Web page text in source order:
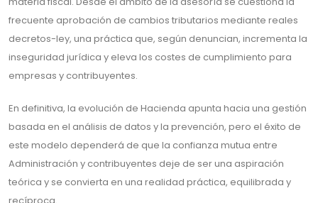
frecuente aprobación de cambios tributarios mediante reales
decretos-ley, una práctica que, según denuncian, incrementa la
inseguridad jurídica y eleva los costes de cumplimiento para
empresas y contribuyentes.
En definitiva, la evolución de Hacienda apunta hacia una gestión
basada en el análisis de datos y la prevención, pero el éxito de
este modelo dependerá de que la confianza mutua entre
Administración y contribuyentes deje de ser una aspiración
teórica y se convierta en una realidad práctica, equilibrada y